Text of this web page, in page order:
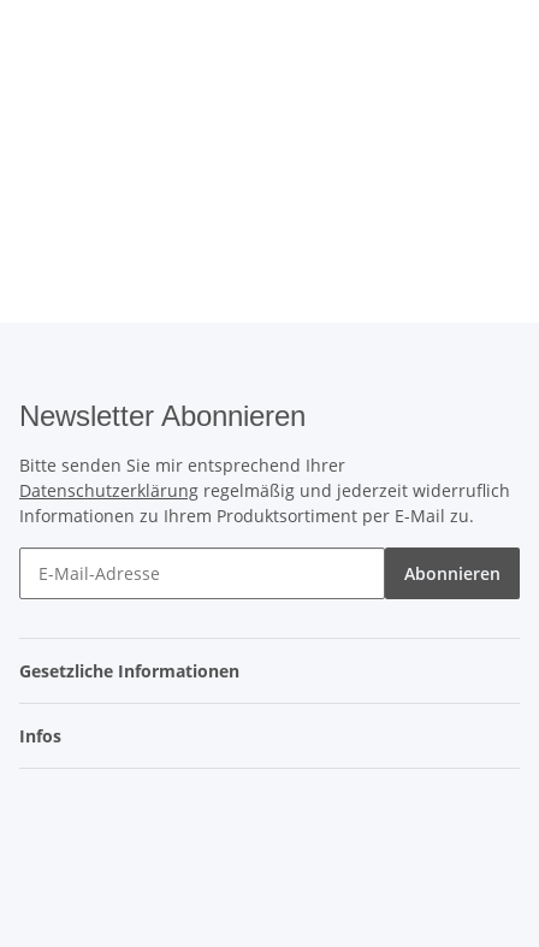
Newsletter Abonnieren
Bitte senden Sie mir entsprechend Ihrer
Datenschutzerklärung regelmäßig und jederzeit widerruflich
Informationen zu Ihrem Produktsortiment per E-Mail zu.
Abonnieren
Gesetzliche Informationen
Infos